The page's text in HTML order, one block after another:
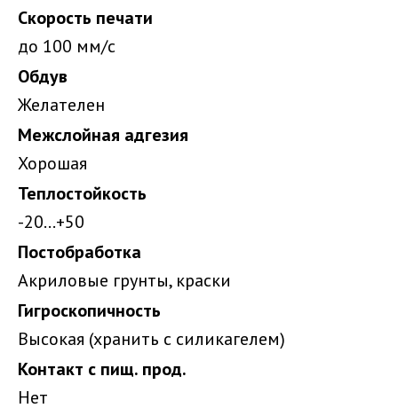
Скорость печати
до 100 мм/с
Обдув
Желателен
Межслойная адгезия
Хорошая
Теплостойкость
-20…+50
Постобработка
Акриловые грунты, краски
Гигроскопичность
Высокая (хранить с силикагелем)
Контакт с пищ. прод.
Нет